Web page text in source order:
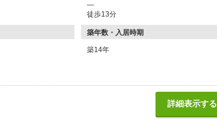
―
徒歩13分
築年数・入居時期
築14年
詳細表示する